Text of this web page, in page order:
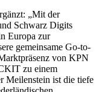
„Mit der
Schwarz Digits
Europa zur
gemeinsame Go-to-
von KPN
zu einem
Meilenstein ist die tiefe